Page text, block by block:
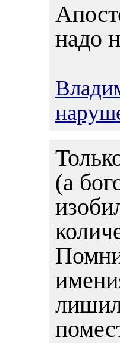
надо
(а